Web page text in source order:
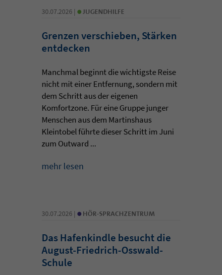
30.07.2026 | • JUGENDHILFE
Grenzen verschieben, Stärken
entdecken
Manchmal beginnt die wichtigste Reise
nicht mit einer Entfernung, sondern mit
dem Schritt aus der eigenen
Komfortzone. Für eine Gruppe junger
Menschen aus dem Martinshaus
Kleintobel führte dieser Schritt im Juni
zum Outward ...
mehr lesen
30.07.2026 | • HÖR-SPRACHZENTRUM
Das Hafenkindle besucht die
August-Friedrich-Osswald-
Schule